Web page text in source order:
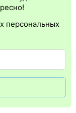
не нужно ехать
исключение
еще
персональных